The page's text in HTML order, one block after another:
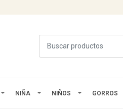
NIÑA NIÑOS GORROS